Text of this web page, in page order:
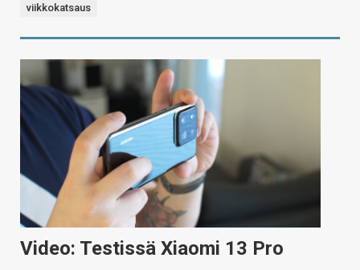
viikkokatsaus
Video: Testissä Xiaomi 13 Pro